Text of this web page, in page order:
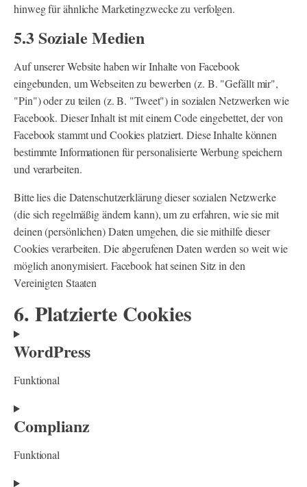
hinweg für ähnliche Marketingzwecke zu verfolgen.
5.3 Soziale Medien
Auf unserer Website haben wir Inhalte von Facebook
eingebunden, um Webseiten zu bewerben (z. B. "Gefällt mir",
"Pin") oder zu teilen (z. B. "Tweet") in sozialen Netzwerken wie
Facebook. Dieser Inhalt ist mit einem Code eingebettet, der von
Facebook stammt und Cookies platziert. Diese Inhalte können
bestimmte Informationen für personalisierte Werbung speichern
und verarbeiten.
Bitte lies die Datenschutzerklärung dieser sozialen Netzwerke
(die sich regelmäßig ändern kann), um zu erfahren, wie sie mit
deinen (persönlichen) Daten umgehen, die sie mithilfe dieser
Cookies verarbeiten. Die abgerufenen Daten werden so weit wie
möglich anonymisiert. Facebook hat seinen Sitz in den
Vereinigten Staaten
6. Platzierte Cookies
WordPress
Funktional
Consent
to
wordpress
Complianz
Funktional
Consent